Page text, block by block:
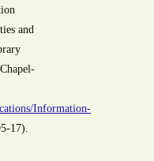
and
Information-
17).